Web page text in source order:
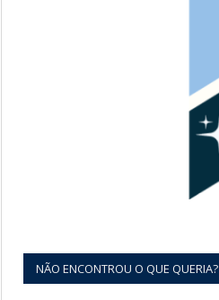
NÃO ENCONTROU O QUE QUERIA?